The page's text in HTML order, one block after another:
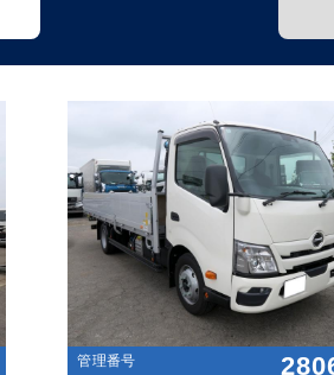
管理番号